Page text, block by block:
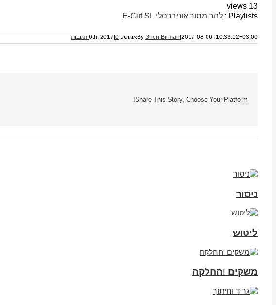
13 views
Playlists :
להב מסור אוניברסלי E-Cut SL
By Shon Birman 2017-08-06T10:33:12+03:00 אוגוסט 6th, 2017 0 תגובות
Share This Story, Choose Your Platform!
ניסור
ליטוש
משקים והחלקה